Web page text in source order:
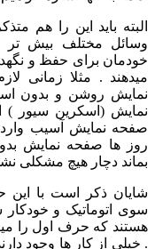
البته باید این را هم
وسائل مختلف بیش تر
خودمان برای حفظ و
میدهند . مثلا زمانی
نمایش روشن و بدون
نمایش (اسکرین سیور )
صفحه نمایش آسیب
روز ها صفحه نمایش
بماند دچار هیچ مشکلی
شایان ذکر است با این
سوی اتوماتیک و
هستند که حرف اول را
. خیلی از کار ها وجود